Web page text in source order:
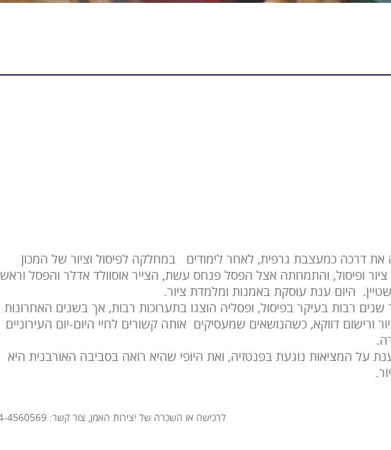
1952, החלה את דרכה כמעצבת גרפית, לאחר לימודים במחלקה לפיסול וציור של המכון
ופיסול, והתמחתה אצל הפסל פנחס עשת, הצייר אוסוולד אדלר והפסל וראש
היום ענת עוסקת באמנות ומלמדת ציור.
רבות בעיקר בפיסול, ופסליה הוצגו בתערוכות רבות, אך בשנים האחרונות
ורישום דווקא, כשהנושאים שמעסיקים אותה קשורים לחיי היום-יום העירוניים
על המציאות נוגעת בפנטזיה, ואת היופי שהיא רואה בסביבה האורבנית היא
לרכישה או השכרה של יצירות האמן, צור קשר: 054-4560569